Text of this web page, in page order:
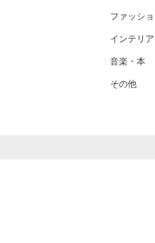
ファッシ
インテリア
音楽・本
その他